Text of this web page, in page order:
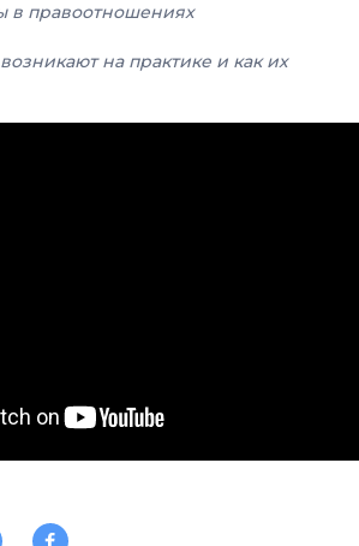
в правоотношениях
на практике и как их